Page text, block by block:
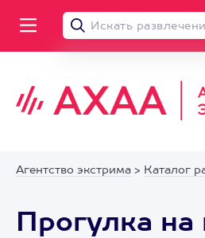
Агентство экстрима > Каталог
Прогулка на